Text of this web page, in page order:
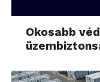
Okosabb